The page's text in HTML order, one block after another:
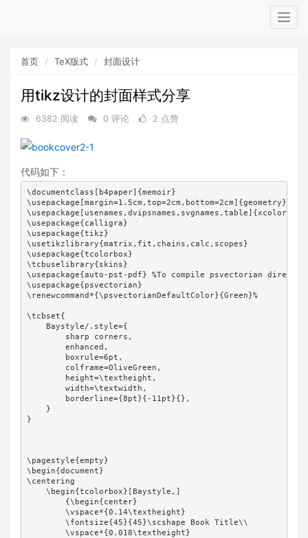
首页 TeX版式 封面设计
用tikz设计的封面样式分享
6382 阅读 0 评论 2 点赞
代码如下：
\documentclass[b4paper]{memoir}
\usepackage[margin=1.5cm,top=2cm,bottom=2cm]{geometry}
\usepackage[usenames,dvipsnames,svgnames,table]{xcolor}
\usepackage{calligra}
\usepackage{tikz}
\usetikzlibrary{matrix,fit,chains,calc,scopes}
\usepackage{tcolorbox}
\tcbuselibrary{skins}
\usepackage{auto-pst-pdf} %To compile psvectorian directly
\usepackage{psvectorian}
\renewcommand*{\psvectorianDefaultColor}{Green}%
\tcbset{
Baystyle/.style={
sharp corners,
enhanced,
boxrule=6pt,
colframe=OliveGreen,
height=\textheight,
width=\textwidth,
borderline={8pt}{-11pt}{},
}
}
\pagestyle{empty}
\begin{document}
\centering
\begin{tcolorbox}[Baystyle,]
{\begin{center}
\vspace*{0.14\textheight}
\fontsize{45}{45}\scshape Book Title\\
\vspace*{0.018\textheight}